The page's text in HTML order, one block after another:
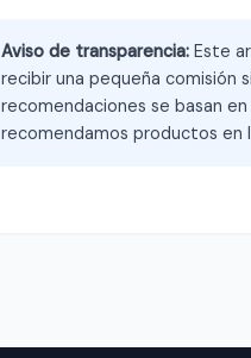
Aviso de transparencia: Este
recibir una pequeña comisión
recomendaciones se basan
recomendamos productos en